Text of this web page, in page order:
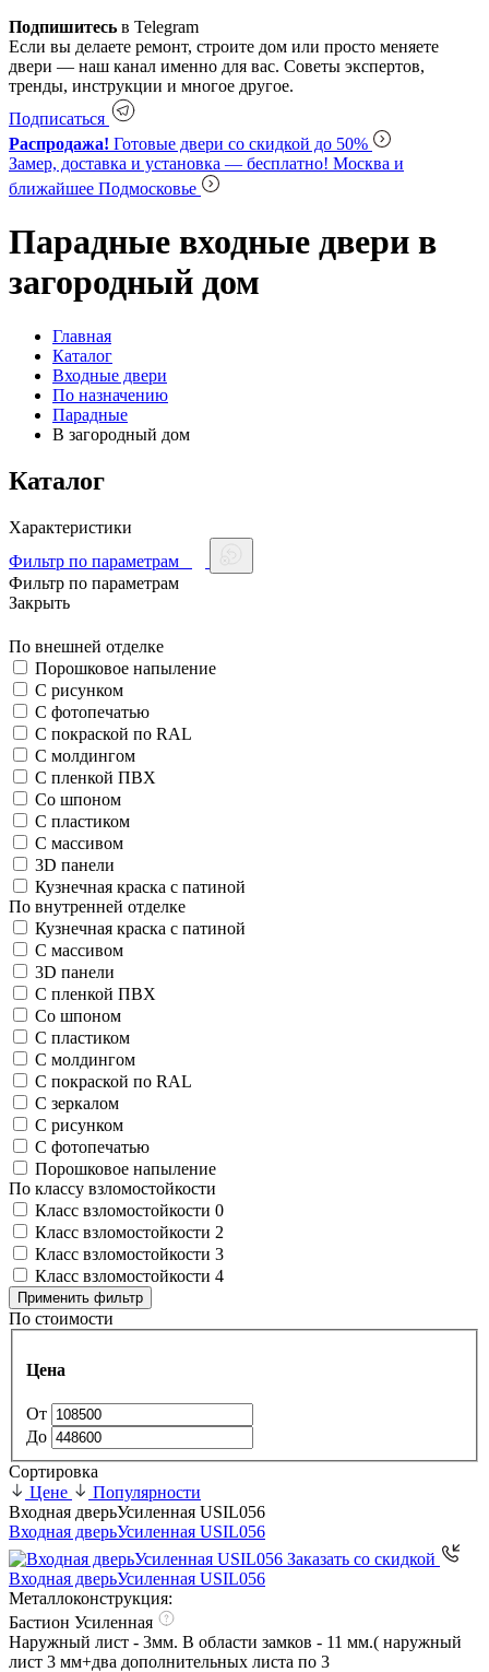
Подпишитесь в Telegram
Если вы делаете ремонт, строите дом или просто меняете
двери — наш канал именно для вас. Советы экспертов,
тренды, инструкции и многое другое.
Подписаться
Распродажа! Готовые двери со скидкой до 50%
Замер, доставка и установка — бесплатно! Москва и
ближайшее Подмосковье
Парадные входные двери в
загородный дом
Главная
Каталог
Входные двери
По назначению
Парадные
В загородный дом
Каталог
Характеристики
Фильтр по параметрам
Фильтр по параметрам
Закрыть
По внешней отделке
Порошковое напыление
С рисунком
С фотопечатью
С покраской по RAL
С молдингом
С пленкой ПВХ
Со шпоном
С пластиком
С массивом
3D панели
Кузнечная краска с патиной
По внутренней отделке
Кузнечная краска с патиной
С массивом
3D панели
С пленкой ПВХ
Со шпоном
С пластиком
С молдингом
С покраской по RAL
С зеркалом
С рисунком
С фотопечатью
Порошковое напыление
По классу взломостойкости
Класс взломостойкости 0
Класс взломостойкости 2
Класс взломостойкости 3
Класс взломостойкости 4
Применить фильтр
По стоимости
Цена
От
До
Сортировка
Цене
Популярности
Входная дверьУсиленная USIL056
Входная дверьУсиленная USIL056
Заказать со скидкой
Входная дверьУсиленная USIL056
Металлоконструкция:
Бастион Усиленная
Наружный лист - 3мм. В области замков - 11 мм.( наружный
лист 3 мм+два дополнительных листа по 3